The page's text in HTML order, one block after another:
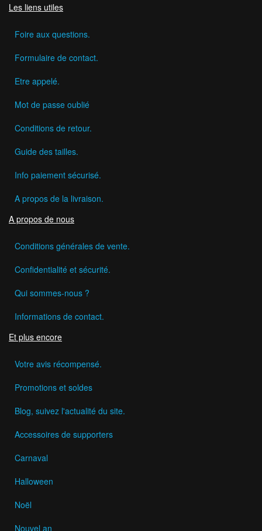
Les liens utiles
Foire aux questions.
Formulaire de contact.
Etre appelé.
Mot de passe oublié
Conditions de retour.
Guide des tailles.
Info paiement sécurisé.
A propos de la livraison.
A propos de nous
Conditions générales de vente.
Confidentialité et sécurité.
Qui sommes-nous ?
Informations de contact.
Et plus encore
Votre avis récompensé.
Promotions et soldes
Blog, suivez l'actualité du site.
Accessoires de supporters
Carnaval
Halloween
Noël
Nouvel an